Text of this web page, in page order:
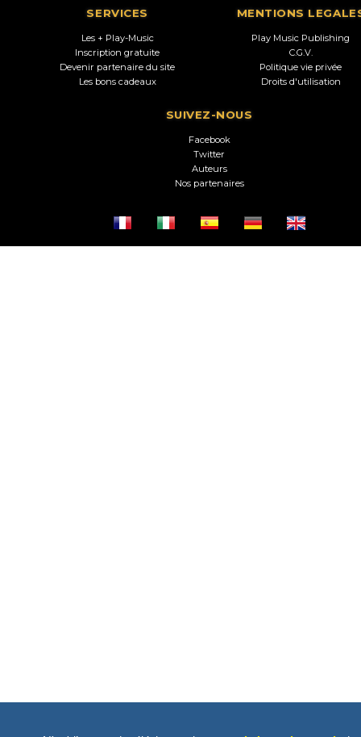
SERVICES
Les + Play-Music
Inscription gratuite
Devenir partenaire du site
Les bons cadeaux
MENTIONS
Play Music Publishing
C.G.V.
Politique vie privée
Droits d'utilisation
SUIVEZ-NOUS
Facebook
Twitter
Auteurs
Nos partenaires